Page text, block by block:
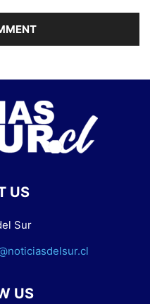
US
Sur
US